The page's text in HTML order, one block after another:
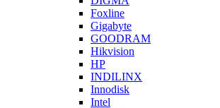
Foxline
Gigabyte
GOODRAM
Hikvision
HP
INDILINX
Innodisk
Intel